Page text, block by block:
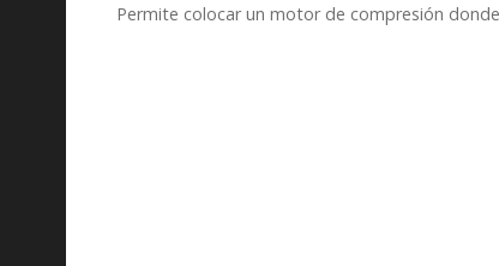
Permite colocar un motor de compresión